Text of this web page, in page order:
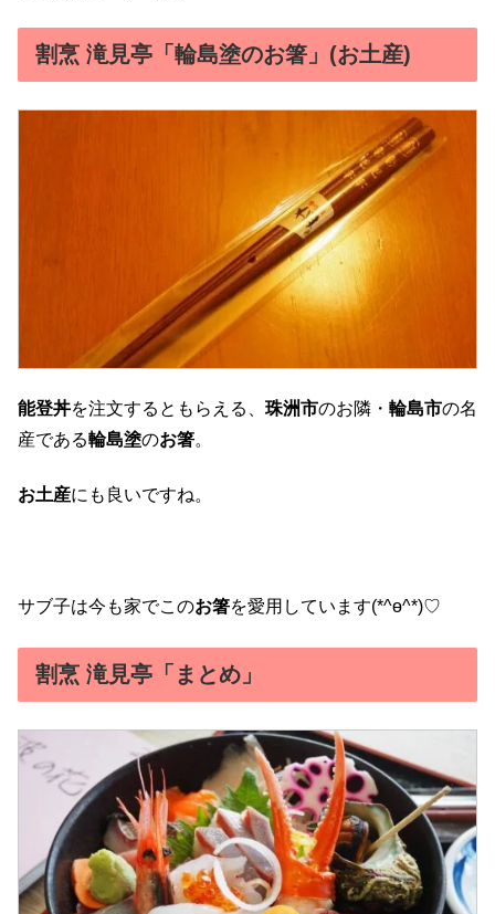
割烹 滝見亭「輪島塗のお箸」(お土産)
能登丼を注文するともらえる、 珠洲市のお隣・ 輪島市の名
産である輪島塗のお箸。
お土産にも良いですね。
サブ子は今も家でこのお箸を愛用しています(*^ө^*)♡
割烹 滝見亭「まとめ」